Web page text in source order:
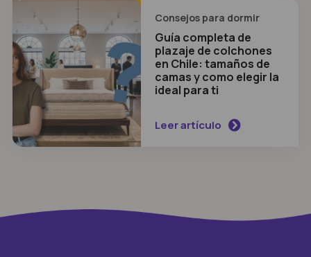
NUEVO ARTÍCULO
Consejos para dormir
Guía completa de
plazaje de colchones
en Chile: tamaños de
camas y como elegir la
ideal para ti
Leer artículo